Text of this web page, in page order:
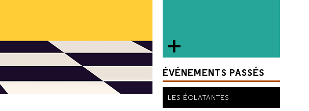
ÉVÉNEMENTS PASSÉS
LES ÉCLATANTES